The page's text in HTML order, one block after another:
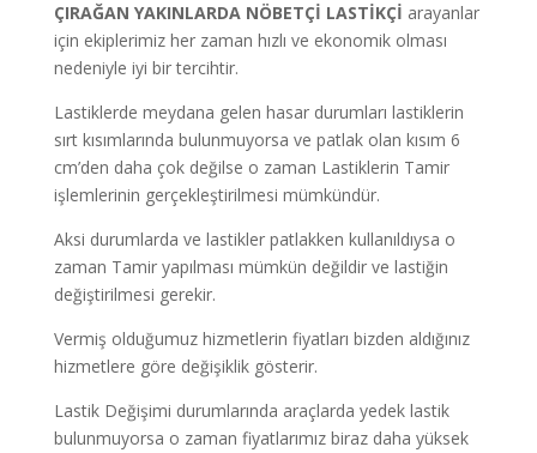
ÇIRAĞAN YAKINLARDA NÖBETÇİ LASTİKÇİ arayanlar
için ekiplerimiz her zaman hızlı ve ekonomik olması
nedeniyle iyi bir tercihtir.
Lastiklerde meydana gelen hasar durumları lastiklerin
sırt kısımlarında bulunmuyorsa ve patlak olan kısım 6
cm’den daha çok değilse o zaman Lastiklerin Tamir
işlemlerinin gerçekleştirilmesi mümkündür.
Aksi durumlarda ve lastikler patlakken kullanıldıysa o
zaman Tamir yapılması mümkün değildir ve lastiğin
değiştirilmesi gerekir.
Vermiş olduğumuz hizmetlerin fiyatları bizden aldığınız
hizmetlere göre değişiklik gösterir.
Lastik Değişimi durumlarında araçlarda yedek lastik
bulunmuyorsa o zaman fiyatlarımız biraz daha yüksek